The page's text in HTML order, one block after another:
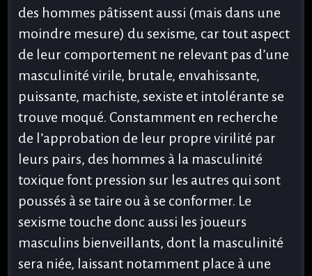
des hommes pâtissent aussi (mais dans une
moindre mesure) du sexisme, car tout aspect
de leur comportement ne relevant pas d’une
masculinité virile, brutale, envahissante,
puissante, machiste, sexiste et intolérante se
trouve moqué. Constamment en recherche
de l’approbation de leur propre virilité par
leurs pairs, des hommes à la masculinité
toxique font pression sur les autres qui sont
poussés à se taire ou à se conformer. Le
sexisme touche donc aussi les joueurs
masculins bienveillants, dont la masculinité
sera niée, laissant notamment place à une